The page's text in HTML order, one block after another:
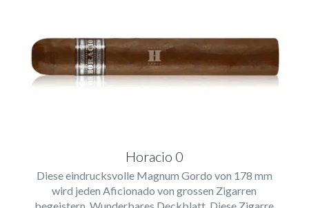
Horacio 0
Diese eindrucksvolle Magnum Gordo von 178 mm
wird jeden Aficionado von grossen Zigarren